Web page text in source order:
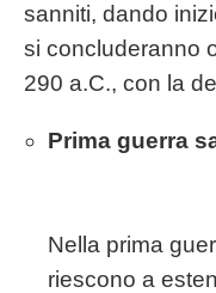
sanniti, dando
si concluderanno
290 a.C., con la
Prima guerra
Nella prima
riescono a